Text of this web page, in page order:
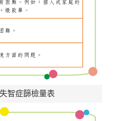
智症篩檢量表